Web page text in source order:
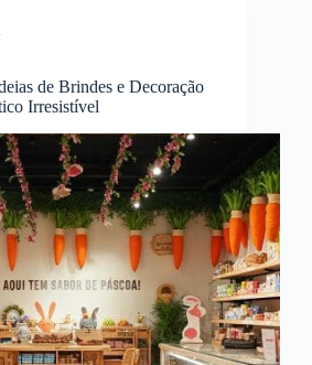
de Brindes e Decoração
Irresistível